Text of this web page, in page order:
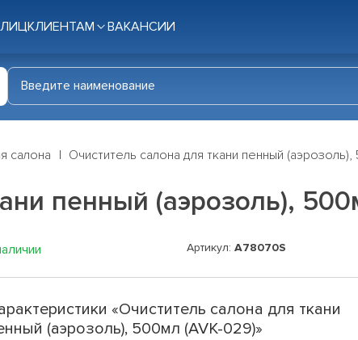
КЛИЕНТАМ ВАКАНСИИ
салона Очиститель салона для ткани пенный
пенный (аэрозоль),
Артикул: A78070S
«Очиститель салона для ткани
(аэрозоль), 500мл (AVK-029)»